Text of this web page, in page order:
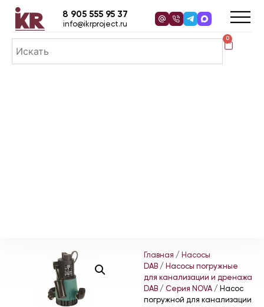
0
8 905 555 95 37
info@ikrproject.ru
Главная / Насосы
DAB / Насосы погружные
для канализации и дренажа
DAB / Серия NOVA / Насос
погружной для канализации